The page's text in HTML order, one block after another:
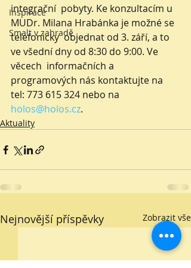
Inspirace
Smalt v zahradě
integrační  pobyty. Ke konzultacím u
MUDr. Milana Hrabánka je možné se
telefonicky  objednat od 3. září, a to
ve všední dny od 8:30 do 9:00. Ve
věcech  informačních a
programových nás kontaktujte na
tel: 773 615 324 nebo na
holos@holos.cz.
Aktuality
Nejnovější příspěvky Zobrazit vše